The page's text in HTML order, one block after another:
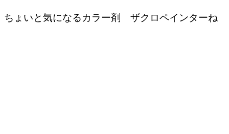
ちょいと気になるカラー剤 ザクロペインターね